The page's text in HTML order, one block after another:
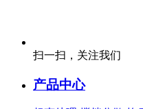
扫一扫，关注我们
产品中心